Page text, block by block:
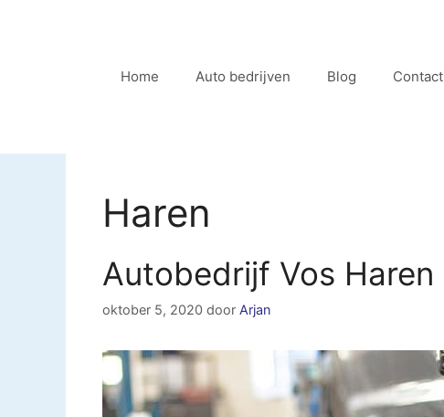
Home Auto bedrijven Blog Contact
Haren
Autobedrijf Vos Haren
oktober 5, 2020 door Arjan